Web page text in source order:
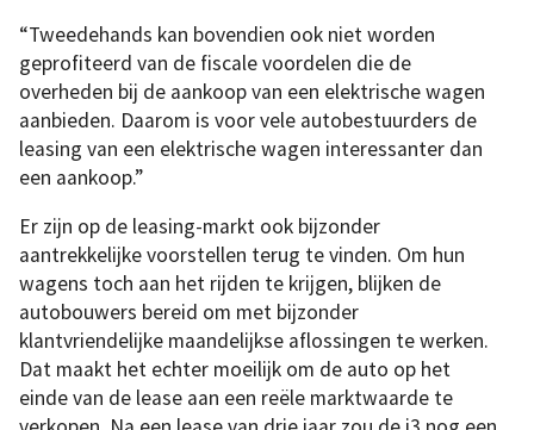
“Tweedehands kan bovendien ook niet worden
geprofiteerd van de fiscale voordelen die de
overheden bij de aankoop van een elektrische wagen
aanbieden. Daarom is voor vele autobestuurders de
leasing van een elektrische wagen interessanter dan
een aankoop.”
Er zijn op de leasing-markt ook bijzonder
aantrekkelijke voorstellen terug te vinden. Om hun
wagens toch aan het rijden te krijgen, blijken de
autobouwers bereid om met bijzonder
klantvriendelijke maandelijkse aflossingen te werken.
Dat maakt het echter moeilijk om de auto op het
einde van de lease aan een reële marktwaarde te